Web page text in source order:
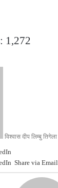
1,272
विश्वास दीप लिम्बु तिगेला
Share via Email